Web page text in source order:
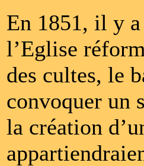
En 1851, il y
l’Eglise
des cultes, le
convoquer un
la création